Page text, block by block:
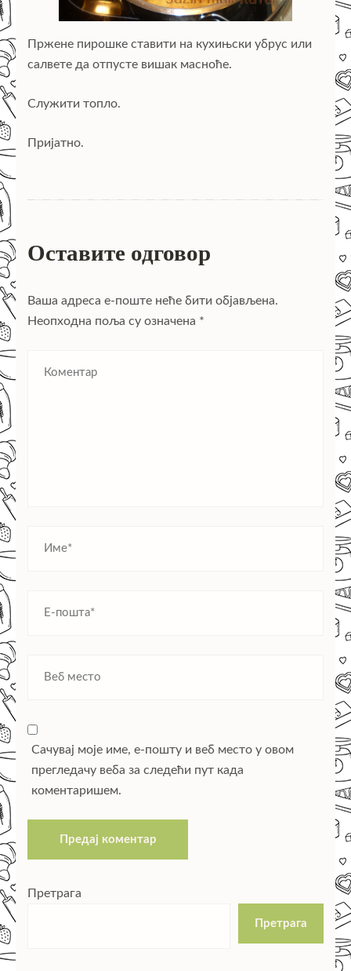
Пржене пирошке ставити на кухињски убрус или
салвете да отпусте вишак масноће.
Служити топло.
Пријатно.
Оставите одговор
Ваша адреса е-поште неће бити објављена.
Неопходна поља су означена *
Сачувај моје име, е-пошту и веб место у овом
прегледачу веба за следећи пут када
коментаришем.
Претрага
Претрага